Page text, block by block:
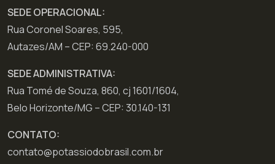
SEDE OPERACIONAL:
Rua Coronel Soares, 595,
Autazes/AM – CEP: 69.240-000
SEDE ADMINISTRATIVA:
Rua Tomé de Souza, 860, cj 1601/1604,
Belo Horizonte/MG – CEP: 30.140-131
CONTATO:
contato@potassiodobrasil.com.br